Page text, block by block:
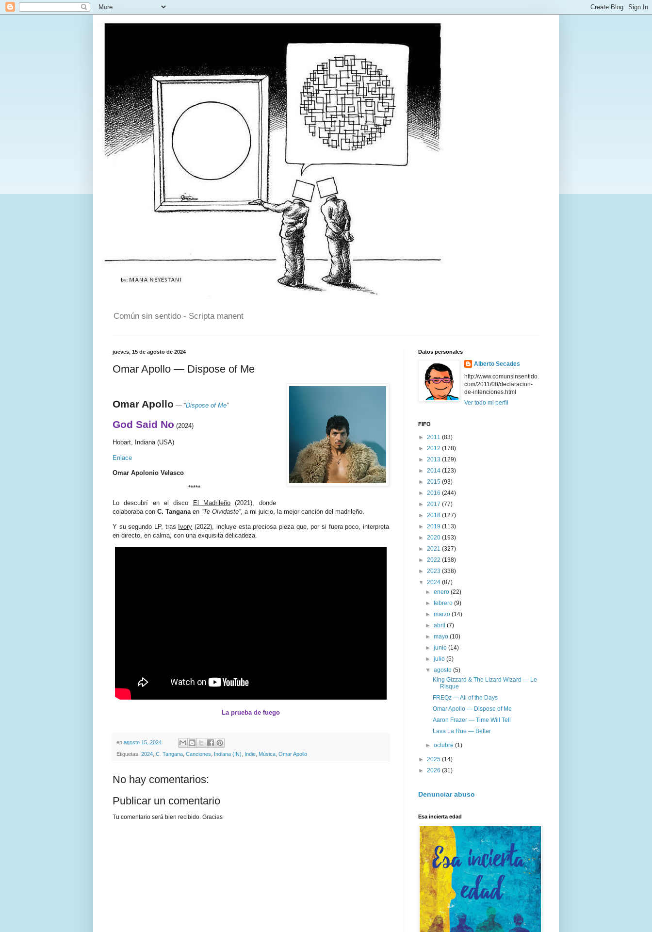
Común sin sentido - Scripta manent
jueves, 15 de agosto de 2024
Omar Apollo — Dispose of Me
Omar Apollo — “Dispose of Me”
God Said No (2024)
Hobart, Indiana (USA)
Enlace
Omar Apolonio Velasco
*****
Lo descubrí en el disco El Madrileño (2021), donde
colaboraba con C. Tanganaen “Te Olvidaste”, a mi juicio, la mejor canción del madrileño.
Y su segundo LP, tras Ivory (2022), incluye esta preciosa pieza que, por si fuera poco, interpreta
en directo, en calma, con una exquisita delicadeza.
La prueba de fuego
en agosto 15, 2024
Etiquetas: 2024 C. Tangana Canciones Indiana (IN) Indie Música Omar Apollo
No hay comentarios:
Publicar un comentario
Tu comentario será bien recibido. Gracias
Datos personales
Alberto Secades
http://www.comunsinsentido.
com/2011/08/declaracion-
de-intenciones.html
Ver todo mi perfil
FIFO
► 2011 (83)
► 2012 (178)
► 2013 (129)
► 2014 (123)
► 2015 (93)
► 2016 (244)
► 2017 (77)
► 2018 (127)
► 2019 (113)
► 2020 (193)
► 2021 (327)
► 2022 (138)
► 2023 (338)
▼ 2024 (87)
►enero(22)
►febrero(9)
►marzo(14)
►abril(7)
►mayo(10)
►junio(14)
►julio(5)
▼agosto(5)
King Gizzard & The Lizard Wizard — Le
Risque
FREQz — All of the Days
Omar Apollo — Dispose of Me
Aaron Frazer — Time Will Tell
Lava La Rue — Better
►octubre(1)
► 2025 (14)
► 2026 (31)
Denunciar abuso
Esa incierta edad